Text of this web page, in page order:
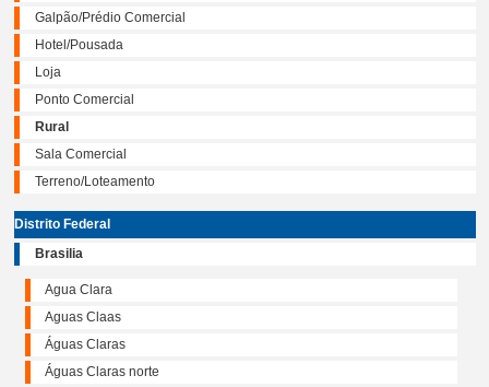
Galpão/Prédio Comercial
Hotel/Pousada
Loja
Ponto Comercial
Rural
Sala Comercial
Terreno/Loteamento
Distrito Federal
Brasilia
Agua Clara
Aguas Claas
Águas Claras
Águas Claras norte